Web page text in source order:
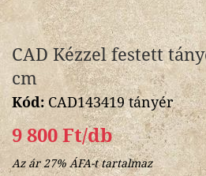
CAD Kézzel festett
cm
Kód:CAD143419 tányér
9 800 Ft/db
Az ár 27% ÁFA-t tartalmaz